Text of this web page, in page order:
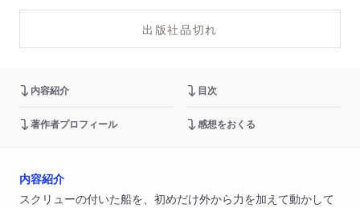
出版社品切れ
内容紹介 目次
著作者プロフィール 感想をおくる
内容紹介
スクリューの付いた船を、初めだけ外から力を加えて動かして